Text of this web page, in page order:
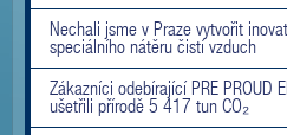
Nechali jsme v Praze vytvořit
speciálního nátěru čistí vzduch
Zákazníci odebírající PRE PROUD
ušetřili přírodě 5 417 tun CO₂